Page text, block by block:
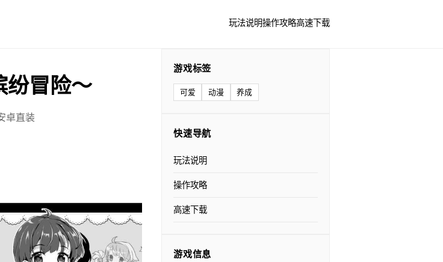
玩法说明操作攻略高速下载
纷冒险～
卓直装
游戏标签
可爱 动漫 养成
快速导航
玩法说明
操作攻略
高速下载
游戏信息